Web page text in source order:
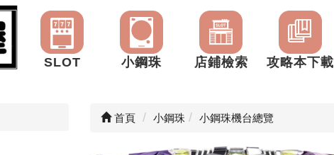
SLOT 小鋼珠 店鋪檢索 攻略本下載
首頁 小鋼珠 小鋼珠機台總覽